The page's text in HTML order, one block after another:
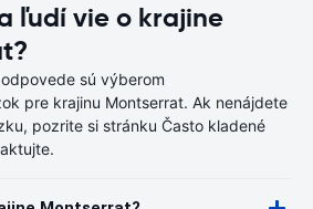
ľudí vie o krajine
sú výberom
pre krajinu Montserrat. Ak nenájdete
pozrite si stránku Často kladené